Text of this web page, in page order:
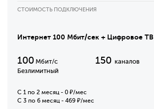
СТОИМОСТЬ ПОДКЛЮЧЕНИЯ
Интернет 100 Мбит/сек + Цифровое ТВ
100 Мбит/с
Безлимитный
150 каналов
C 1 по 2 месяц - 0 ₽/мес
С 3 по 6 месяц - 469 ₽/мес